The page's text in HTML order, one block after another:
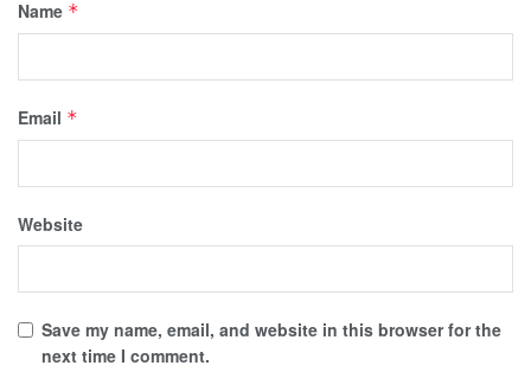
Name *
Email *
Website
Save my name, email, and website in this browser for the
next time I comment.